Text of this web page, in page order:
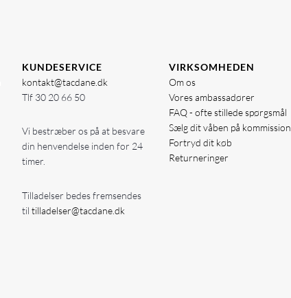
KUNDESERVICE
kontakt@tacdane.dk
Tlf 30 20 66 50
Vi bestræber os på at besvare
din henvendelse inden for 24
timer.
Tilladelser bedes fremsendes
til tilladelser@tacdane.dk
VIRKSOMHEDEN
Om os
Vores ambassadører
FAQ - ofte stillede spørgsmål
Sælg dit våben på kommission
Fortryd dit køb
Returneringer